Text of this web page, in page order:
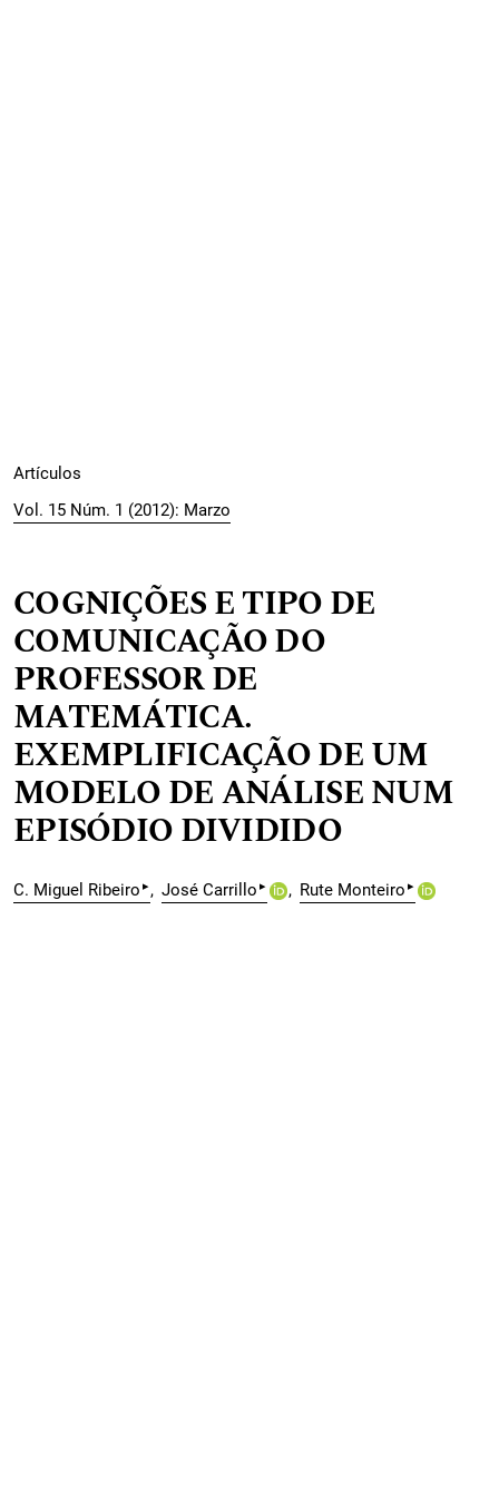
Artículos
Vol. 15 Núm. 1 (2012): Marzo
COGNIÇÕES E TIPO DE
COMUNICAÇÃO DO
PROFESSOR DE
MATEMÁTICA.
EXEMPLIFICAÇÃO DE UM
MODELO DE ANÁLISE NUM
EPISÓDIO DIVIDIDO
C. Miguel Ribeiro ▸ José Carrillo ▸ Rute Monteiro ▸